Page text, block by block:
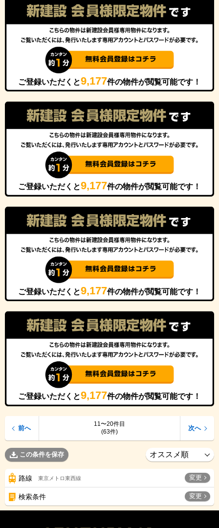
ご登録いただくと9,177件の物件が閲覧可能です！
ご登録いただくと9,177件の物件が閲覧可能です！
ご登録いただくと9,177件の物件が閲覧可能です！
ご登録いただくと9,177件の物件が閲覧可能です！
11〜20件目
(63件)
前へ 次へ
この条件を保存
路線 東京メトロ東西線 変更
検索条件 変更